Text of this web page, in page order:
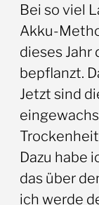
Bei so viel
Akku-
dieses Jahr
bepflanzt.
Jetzt sind
Dazu habe
das über
ich werde